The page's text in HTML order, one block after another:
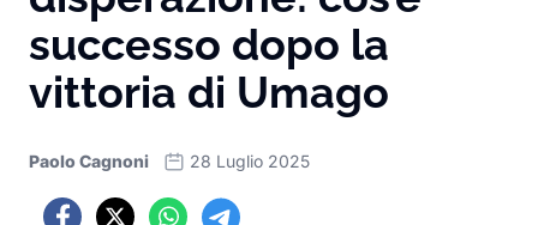
successo dopo la
vittoria di Umago
Paolo Cagnoni 28 Luglio 2025